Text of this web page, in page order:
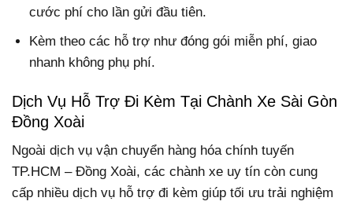
cước phí cho lần gửi đầu tiên.
Kèm theo các hỗ trợ như đóng gói miễn phí, giao
nhanh không phụ phí.
Dịch Vụ Hỗ Trợ Đi Kèm Tại Chành Xe Sài Gòn
Đồng Xoài
Ngoài dịch vụ vận chuyển hàng hóa chính tuyến
TP.HCM – Đồng Xoài, các chành xe uy tín còn cung
cấp nhiều dịch vụ hỗ trợ đi kèm giúp tối ưu trải nghiệm